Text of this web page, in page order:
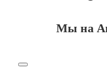
Мы на